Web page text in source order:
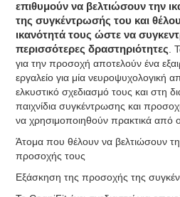
επιθυμούν να βελτιώσουν την
της συγκέντρωσής του και
ικανότητά τους ώστε να
περισσότερες δραστηριότητες .
για την προσοχή αποτελούν ένα
εργαλείο για μία νευροψυχολογική
ελκυστικό σχεδιασμό τους και στη
παιχνίδια συγκέντρωσης και
να χρησιμοποιηθούν πρακτικά από
Άτομα που θέλουν να βελτιώσουν
προσοχής τους
Εξάσκηση της προσοχής της